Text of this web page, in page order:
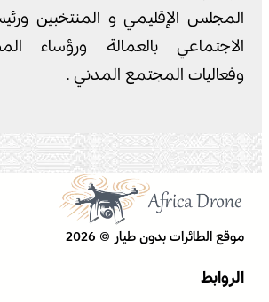
المجلس الإقليمي و المنتخبين
الاجتماعي بالعمالة ورؤساء
وفعاليات المجتمع المدني .
موقع الطائرات بدون طيار © 2026
الروابط